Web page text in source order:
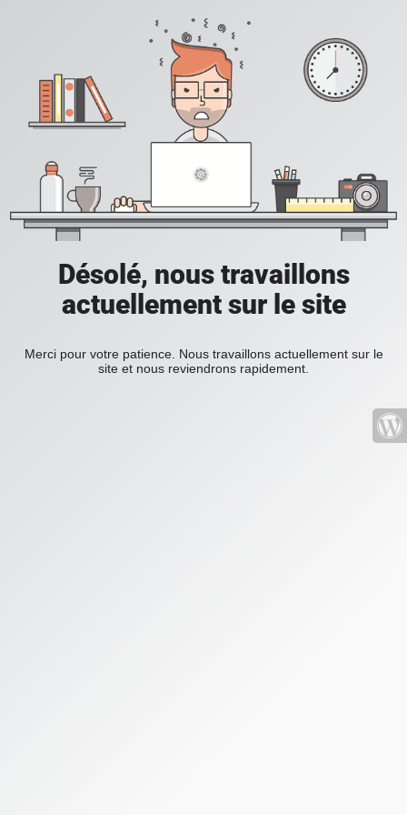
Désolé, nous travaillons
actuellement sur le site
Merci pour votre patience. Nous travaillons actuellement sur le
site et nous reviendrons rapidement.